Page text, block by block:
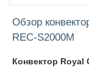
Обзор
REC-S2000M
Конвектор Royal